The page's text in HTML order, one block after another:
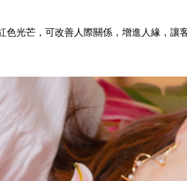
光芒，可改善人際關係，增進人緣，讓